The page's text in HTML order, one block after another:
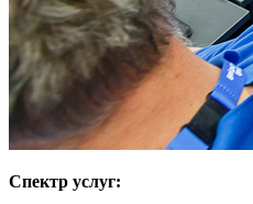
Спектр услуг: